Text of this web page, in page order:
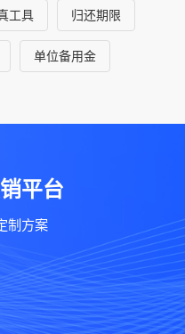
工具 归还期限
单位备用金
平台
制方案